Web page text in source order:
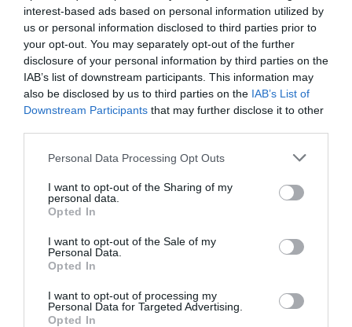
interest-based ads based on personal information utilized by
us or personal information disclosed to third parties prior to
your opt-out. You may separately opt-out of the further
disclosure of your personal information by third parties on the
IAB’s list of downstream participants. This information may
also be disclosed by us to third parties on the IAB’s List of
Downstream Participants that may further disclose it to other
Personal Data Processing Opt Outs
I want to opt-out of the Sharing of my
personal data.
Opted In
I want to opt-out of the Sale of my
Personal Data.
Opted In
I want to opt-out of processing my
Personal Data for Targeted Advertising.
Opted In